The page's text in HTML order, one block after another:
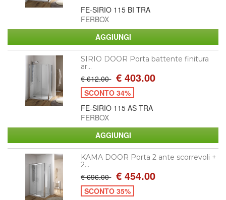
FE-SIRIO 115 BI TRA
FERBOX
SIRIO DOOR Porta battente finitura
ar...
€ 612.00 € 403.00
SCONTO 34%
FE-SIRIO 115 AS TRA
FERBOX
KAMA DOOR Porta 2 ante scorrevoli +
2...
€ 696.00 € 454.00
SCONTO 35%